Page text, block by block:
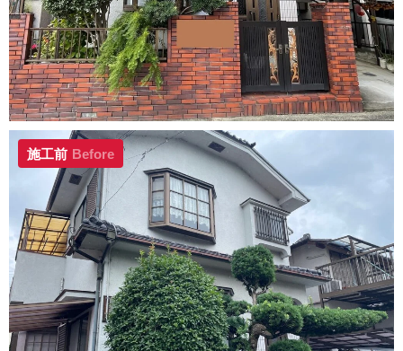
施工前 Before